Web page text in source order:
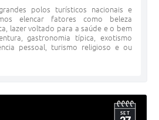
polos turísticos nacionais e
elencar fatores como beleza
lazer voltado para a saúde e o bem
gastronomia típica, exotismo
pessoal, turismo religioso e ou
SET